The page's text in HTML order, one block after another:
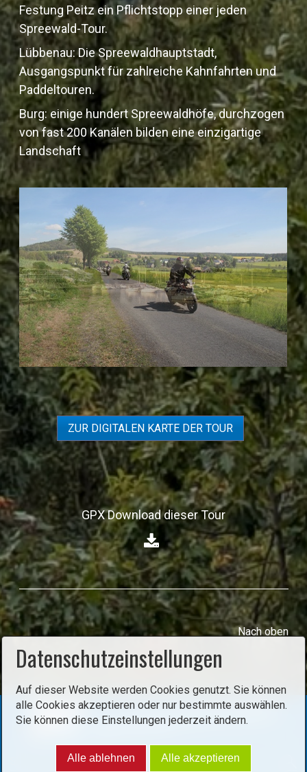
Festung Peitz ein Pflichtstopp einer jeden
Spreewald-Tour.
Lübbenau: Die Spreewaldhauptstadt,
Ausgangspunkt für zahlreiche Kahnfahrten und
Paddeltouren.
Burg: einige hundert Spreewaldhöfe, durchzogen
von fast 200 Kanälen bilden eine einzigartige
Landschaft
ZUR DIGITALEN KARTE DER TOUR
GPX Download dieser Tour
Nach oben
Datenschutzeinstellungen
Auf dieser Website werden Cookies genutzt. Sie können
alle Cookies akzeptieren oder nur bestimmte auswählen.
Sie können diese Einstellungen jederzeit ändern.
Alle ablehnen Alle akzeptieren